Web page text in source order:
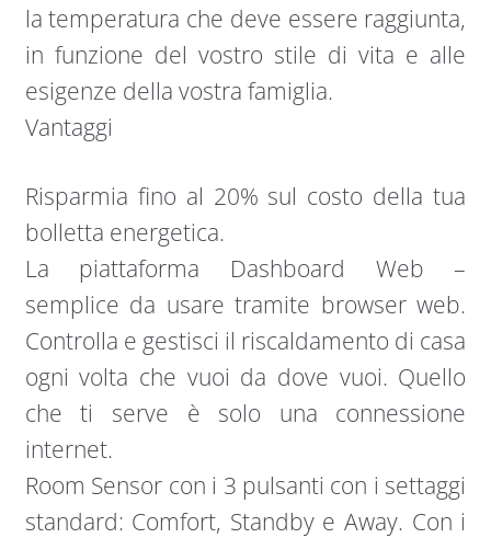
la temperatura che deve essere raggiunta,
in funzione del vostro stile di vita e alle
esigenze della vostra famiglia.
Vantaggi
Risparmia fino al 20% sul costo della tua
bolletta energetica.
La piattaforma Dashboard Web –
semplice da usare tramite browser web.
Controlla e gestisci il riscaldamento di casa
ogni volta che vuoi da dove vuoi. Quello
che ti serve è solo una connessione
internet.
Room Sensor con i 3 pulsanti con i settaggi
standard: Comfort, Standby e Away. Con i